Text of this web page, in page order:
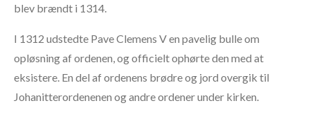
blev brændt i 1314.
I 1312 udstedte Pave Clemens V en pavelig bulle om
opløsning af ordenen, og officielt ophørte den med at
eksistere. En del af ordenens brødre og jord overgik til
Johanitterordenenen og andre ordener under kirken.